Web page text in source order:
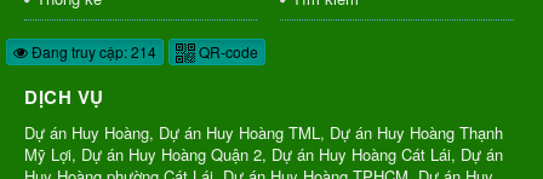
Đang truy cập: 214 QR-code
DỊCH VỤ
Dự án Huy Hoàng, Dự án Huy Hoàng TML, Dự án Huy Hoàng Thạnh
Mỹ Lợi, Dự án Huy Hoàng Quận 2, Dự án Huy Hoàng Cát Lái, Dự án